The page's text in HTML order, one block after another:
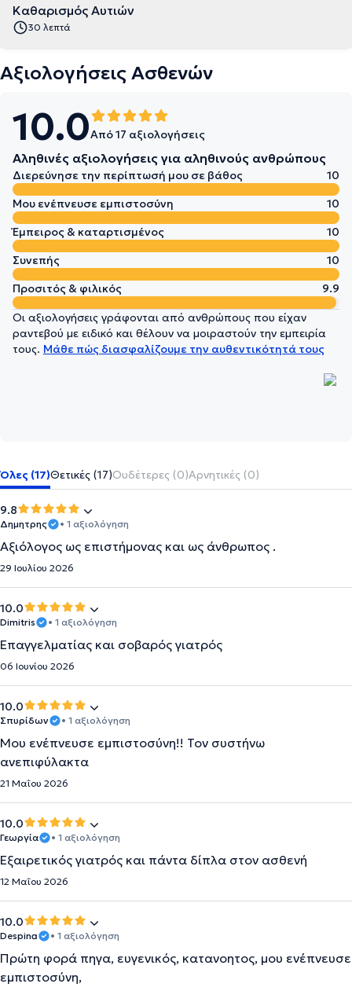
Καθαρισμός Αυτιών
30 λεπτά
Αξιολογήσεις Ασθενών
10.0Από 17 αξιολογήσεις
Αληθινές αξιολογήσεις για αληθινούς ανθρώπους
Διερεύνησε την περίπτωσή μου σε βάθος
10
Μου ενέπνευσε εμπιστοσύνη
10
Έμπειρος & καταρτισμένος
10
Συνεπής
10
Προσιτός & φιλικός
9.9
Οι αξιολογήσεις γράφονται από ανθρώπους που είχαν
ραντεβού με ειδικό και θέλουν να μοιραστούν την εμπειρία
τους. Μάθε πώς διασφαλίζουμε την αυθεντικότητά τους
Όλες (17)Θετικές (17)Ουδέτερες (0)Αρνητικές (0)
9.8
Δημητρης • 1 αξιολόγηση
Αξιόλογος ως επιστήμονας και ως άνθρωπος .
29 Ιουλίου 2026
10.0
Dimitris • 1 αξιολόγηση
Επαγγελματίας και σοβαρός γιατρός
06 Ιουνίου 2026
10.0
Σπυρίδων • 1 αξιολόγηση
Μου ενέπνευσε εμπιστοσύνη!! Τον συστήνω
ανεπιφύλακτα
21 Μαΐου 2026
10.0
Γεωργία • 1 αξιολόγηση
Εξαιρετικός γιατρός και πάντα δίπλα στον ασθενή
12 Μαΐου 2026
10.0
Despina • 1 αξιολόγηση
Πρώτη φορά πηγα, ευγενικός, κατανοητος, μου ενέπνευσε
εμπιστοσύνη,